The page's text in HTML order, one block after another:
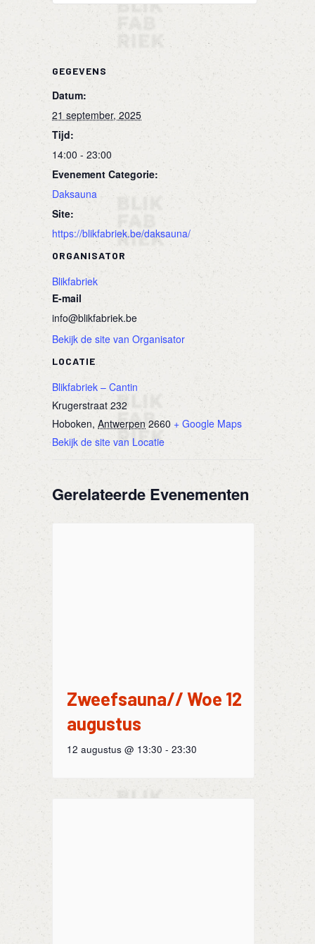
GEGEVENS
Datum:
21 september, 2025
Tijd:
14:00 - 23:00
Evenement Categorie:
Daksauna
Site:
https://blikfabriek.be/daksauna/
LOCATIE
Blikfabriek – Cantin
Krugerstraat 232
Hoboken, Antwerpen 2660 + Google Maps
Bekijk de site van Locatie
ORGANISATOR
Blikfabriek
E-mail
info@blikfabriek.be
Bekijk de site van Organisator
Gerelateerde Evenementen
Zweefsauna// Woe 12
augustus
12 augustus @ 13:30 - 23:30